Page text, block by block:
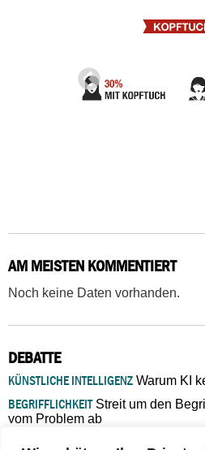
AM MEISTEN KOMMENTIERT
Noch keine Daten vorhanden.
DEBATTE
KÜNSTLICHE INTELLIGENZ Warum KI
BEGRIFFLICHKEITStreit um den
vom Problem ab